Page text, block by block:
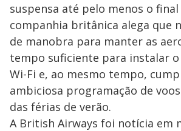
suspensa até pelo menos o
companhia britânica alega que
de manobra para manter as
tempo suficiente para instalar
Wi-Fi e, ao mesmo tempo,
ambiciosa programação de
das férias de verão.
A British Airways foi notícia em